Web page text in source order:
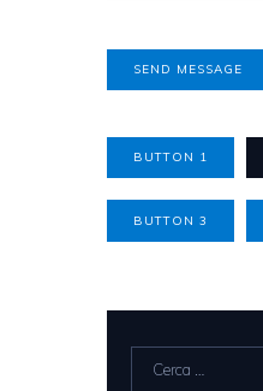
BUTTON 1
BUTTON 3
per: